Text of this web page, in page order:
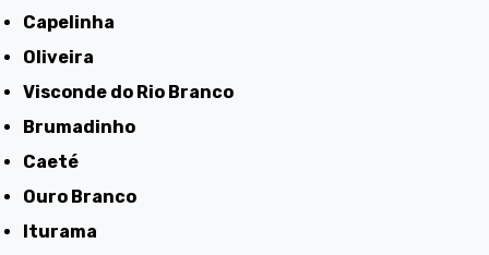
Capelinha
Oliveira
Visconde do Rio Branco
Brumadinho
Caeté
Ouro Branco
Iturama